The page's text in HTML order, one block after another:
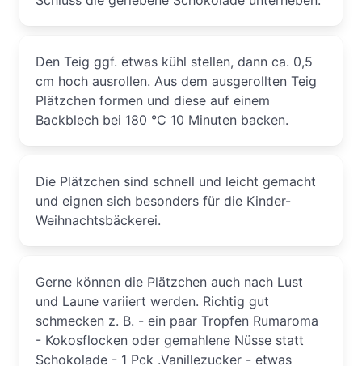
Den Teig ggf. etwas kühl stellen, dann ca. 0,5
cm hoch ausrollen. Aus dem ausgerollten Teig
Plätzchen formen und diese auf einem
Backblech bei 180 °C 10 Minuten backen.
Die Plätzchen sind schnell und leicht gemacht
und eignen sich besonders für die Kinder-
Weihnachtsbäckerei.
Gerne können die Plätzchen auch nach Lust
und Laune variiert werden. Richtig gut
schmecken z. B. - ein paar Tropfen Rumaroma
- Kokosflocken oder gemahlene Nüsse statt
Schokolade - 1 Pck .Vanillezucker - etwas